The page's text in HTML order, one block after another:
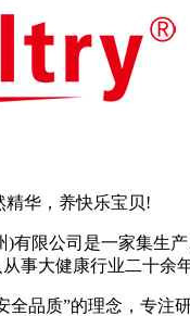
华，养快乐宝贝!
)有限公司是一家集生
事大健康行业二十余
全品质”的理念，专注